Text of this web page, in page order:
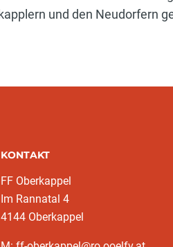
und den Neudorfern
KONTAKT
FF Oberkappel
Im Rannatal 4
4144 Oberkappel